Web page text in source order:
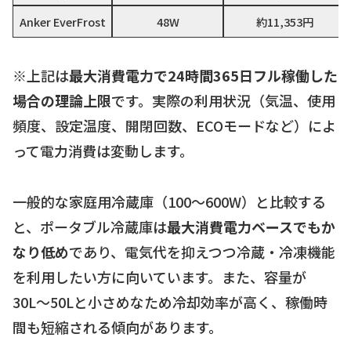
Anker EverFrost
48W 約11,353円
※上記は最大消費電力で24時間365日フル稼働した
場合の理論上限です。実際の利用状況（気温、使用
頻度、設定温度、開閉回数、ECOモードなど）によ
って電力消費は変動します。
一般的な家庭用冷蔵庫（100〜600W）と比較する
と、ポータブル冷蔵庫は最大消費電力ベースでもか
なり低めであり、電気代を抑えつつ冷蔵・冷凍機能
を利用したい方に向いています。また、容量が
30L〜50Lと小さめなため冷却効率が高く、稼働時
間も短縮される傾向があります。